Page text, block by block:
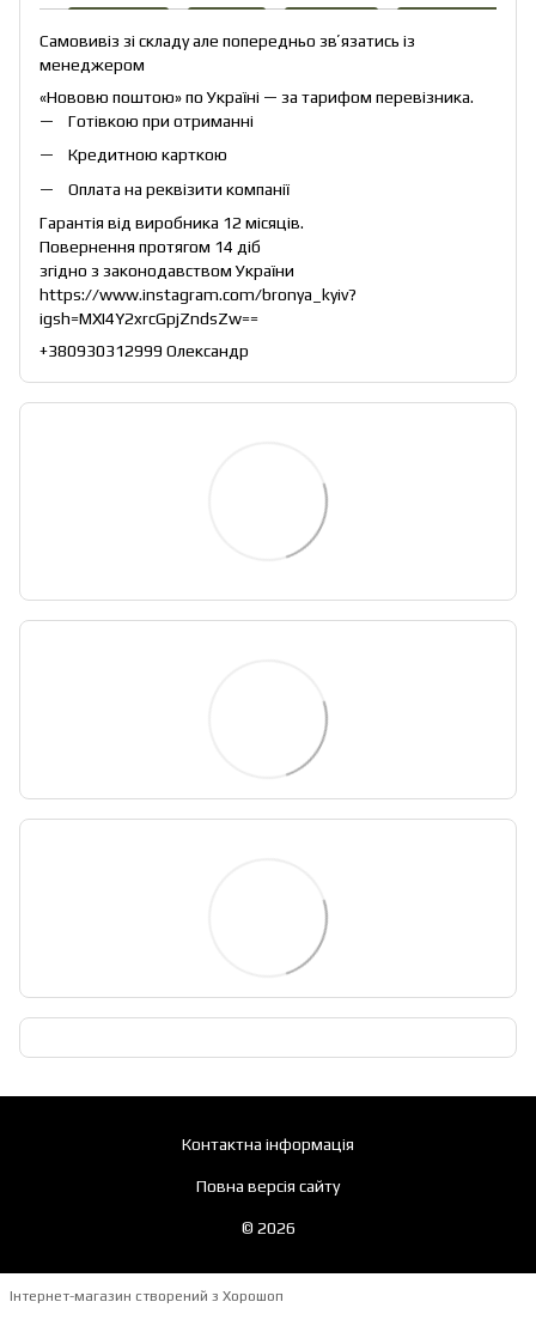
Самовивіз зі складу але попередньо звʼязатись із
менеджером
«Нововю поштою» по Україні — за тарифом перевізника.
Готівкою при отриманні
Кредитною карткою
Оплата на реквізити компанії
Гарантія від виробника 12 місяців.
Повернення протягом 14 діб
згідно з законодавством України
https://www.instagram.com/bronya_kyiv?
igsh=MXI4Y2xrcGpjZndsZw==
+380930312999 Олександр
Контактна інформація
Повна версія сайту
© 2026
Інтернет-магазин створений з Хорошоп